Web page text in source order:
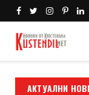
АКТУАЛНИ
кросов мотор